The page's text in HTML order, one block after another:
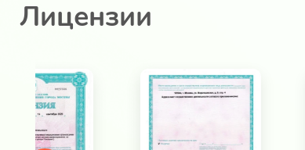
Лицензии